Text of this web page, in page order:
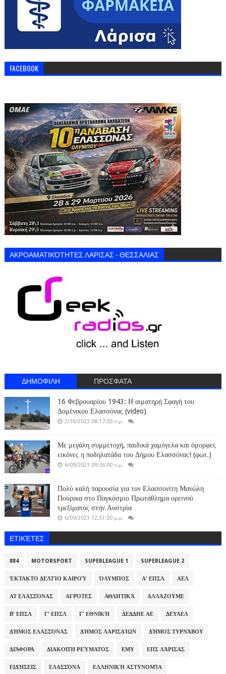
FACEBOOK
ΑΚΡΟΑΜΑΤΙΚΌΤΗΤΕΣ ΛΑΡΙΣΑΣ - ΘΕΣΣΑΛΙΑΣ
ΔΗΜΟΦΙΛΗ ΠΡΟΣΦΑΤΑ
16 Φεβρουαρίου 1943: Η αιματηρή Σφαγή του
Δομένικου Ελασσόνας (video)
2/16/2023 08:17:00 π.μ.
Με μεγάλη συμμετοχή, παιδικά χαμόγελα και όμορφες
εικόνες η ποδηλατάδα του Δήμου Ελασσόνας! (φωτ.)
6/09/2023 09:36:00 π.μ.
Πολύ καλή παρουσία για τον Ελασσονίτη Μανώλη
Πούρικα στο Παγκόσμιο Πρωτάθλημα ορεινού
τρεξίματος στην Αυστρία
6/09/2023 12:31:00 μ.μ.
ΕΤΙΚΈΤΕΣ
884 MOTORSPORT SUPERLEAGUE 1 SUPERLEAGUE 2
ΈΚΤΑΚΤΟ ΔΕΛΤΊΟ ΚΑΙΡΟΎ ΌΛΥΜΠΟΣ Α' ΕΠΣΛ ΑΕΛ
ΑΤ ΕΛΑΣΣΌΝΑΣ ΑΓΡΌΤΕΣ ΑΘΛΗΤΙΚΆ ΑΛΛΆΖΟΥΜΕ
Β' ΕΠΣΛ Γ' ΕΠΣΛ Γ' ΕΘΝΙΚΉ ΔΕΔΔΗΕ ΑΕ ΔΕΥΑΕΛ
ΔΉΜΟΣ ΕΛΑΣΣΌΝΑΣ ΔΉΜΟΣ ΛΑΡΙΣΑΊΩΝ ΔΉΜΟΣ ΤΥΡΝΆΒΟΥ
ΔΙΆΦΟΡΑ ΔΙΑΚΟΠΉ ΡΕΎΜΑΤΟΣ ΕΜΥ ΕΠΣ ΛΆΡΙΣΑΣ
ΕΙΔΉΣΕΙΣ ΕΛΑΣΣΌΝΑ ΕΛΛΗΝΙΚΉ ΑΣΤΥΝΟΜΊΑ